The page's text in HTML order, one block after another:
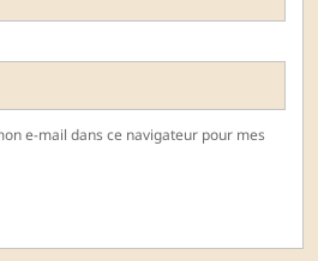
e-mail dans ce navigateur pour mes